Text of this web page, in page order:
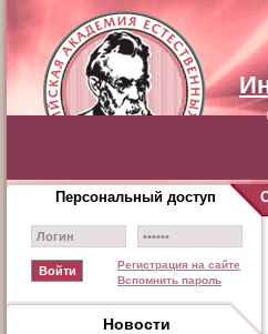
Регистрация на сайте
Вспомнить пароль
Новости
Персональный доступ